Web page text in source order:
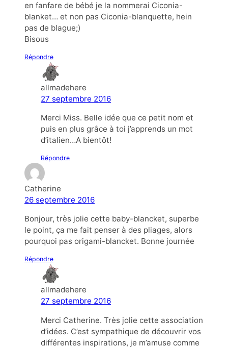
en fanfare de bébé je la nommerai Ciconia-
blanket… et non pas Ciconia-blanquette, hein
pas de blague;)
Bisous
Répondre
allmadehere
27 septembre 2016
Merci Miss. Belle idée que ce petit nom et
puis en plus grâce à toi j’apprends un mot
d’italien…A bientôt!
Répondre
Catherine
26 septembre 2016
Bonjour, très jolie cette baby-blancket, superbe
le point, ça me fait penser à des pliages, alors
pourquoi pas origami-blancket. Bonne journée
Répondre
allmadehere
27 septembre 2016
Merci Catherine. Très jolie cette association
d’idées. C’est sympathique de découvrir vos
différentes inspirations, je m’amuse comme